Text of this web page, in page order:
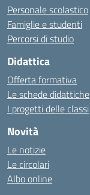
Personale scolastico
Famiglie e studenti
Percorsi di studio
Didattica
Offerta formativa
Le schede didattiche
I progetti delle classi
Novità
Le notizie
Le circolari
Albo online